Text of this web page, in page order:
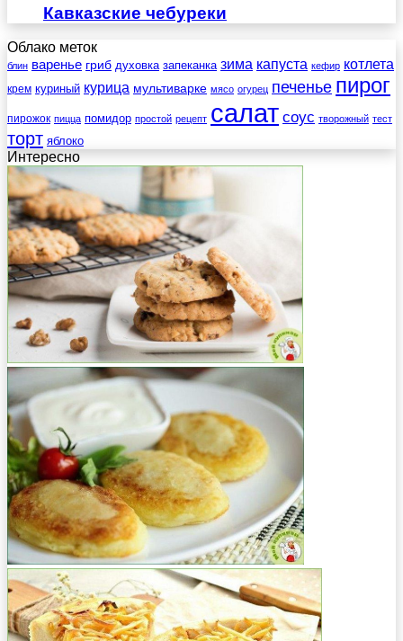
Кавказские чебуреки
Облако меток
блин варенье гриб духовка запеканка зима капуста кефир котлета
крем куриный курица мультиварке мясо огурец печенье пирог
пирожок пицца помидор простой рецепт салат соус творожный тест
торт яблоко
Интересно